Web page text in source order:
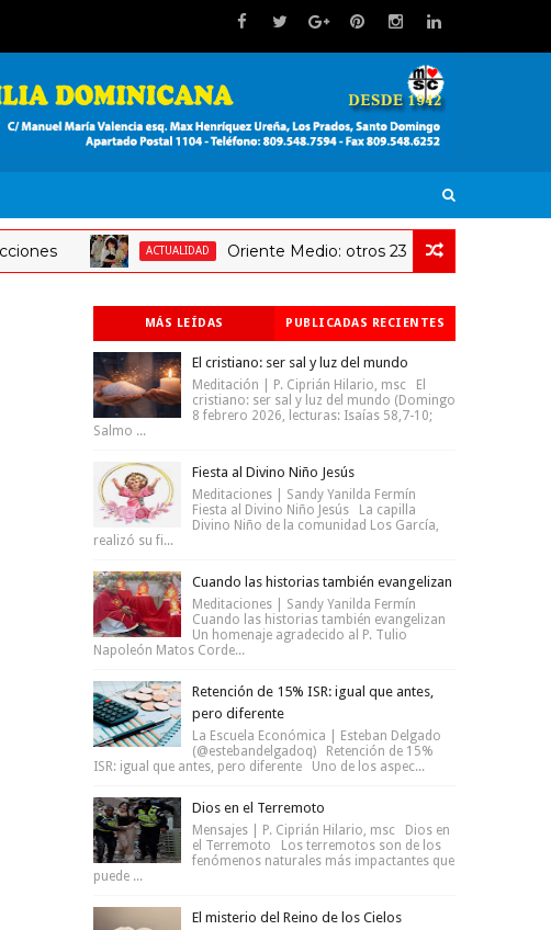
ACTUALIDAD Oriente Medio: otros 23 millones de niños en
MÁS LEÍDAS PUBLICADAS RECIENTES
El cristiano: ser sal y luz del mundo
Meditación | P. Ciprián Hilario, msc El
cristiano: ser sal y luz del mundo (Domingo
8 febrero 2026, lecturas: Isaías 58,7-10;
Salmo ...
Fiesta al Divino Niño Jesús
Meditaciones | Sandy Yanilda Fermín
Fiesta al Divino Niño Jesús La capilla
Divino Niño de la comunidad Los García,
realizó su fi...
Cuando las historias también evangelizan
Meditaciones | Sandy Yanilda Fermín
Cuando las historias también evangelizan
Un homenaje agradecido al P. Tulio
Napoleón Matos Corde...
Retención de 15% ISR: igual que antes,
pero diferente
La Escuela Económica | Esteban Delgado
(@estebandelgadoq) Retención de 15%
ISR: igual que antes, pero diferente Uno de los aspec...
Dios en el Terremoto
Mensajes | P. Ciprián Hilario, msc Dios en
el Terremoto Los terremotos son de los
fenómenos naturales más impactantes que
puede ...
El misterio del Reino de los Cielos